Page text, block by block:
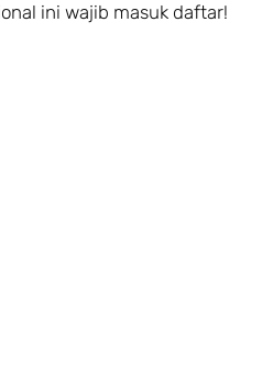
ini wajib masuk daftar!